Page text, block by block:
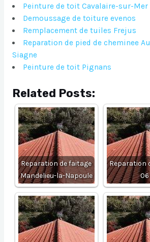
Peinture de toit Cavalaire-sur-Mer
Demoussage de toiture evenos
Remplacement de tuiles Frejus
Reparation de pied de cheminee
Siagne
Peinture de toit Pignans
Related Posts:
Reparation de faitage
Mandelieu-la-Napoule
Reparation
06